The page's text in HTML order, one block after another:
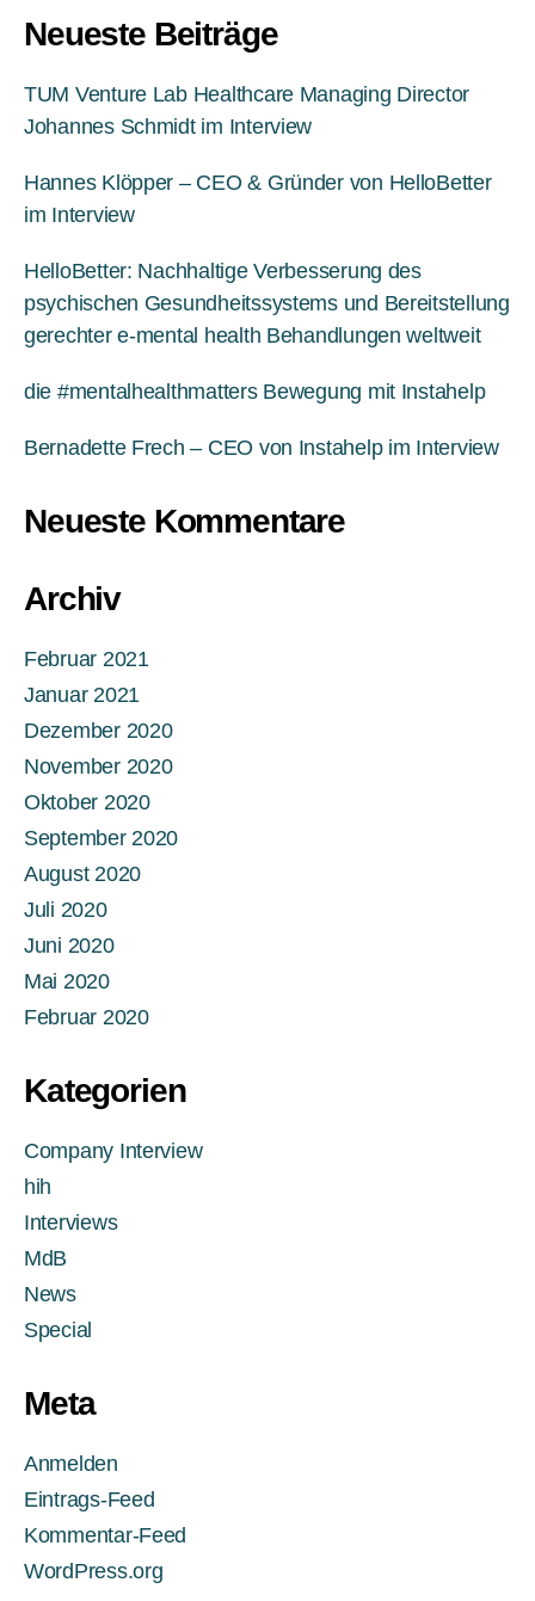
Neueste Beiträge
TUM Venture Lab Healthcare Managing Director
Johannes Schmidt im Interview
Hannes Klöpper – CEO & Gründer von HelloBetter
im Interview
HelloBetter: Nachhaltige Verbesserung des
psychischen Gesundheitssystems und Bereitstellung
gerechter e-mental health Behandlungen weltweit
die #mentalhealthmatters Bewegung mit Instahelp
Bernadette Frech – CEO von Instahelp im Interview
Neueste Kommentare
Archiv
Februar 2021
Januar 2021
Dezember 2020
November 2020
Oktober 2020
September 2020
August 2020
Juli 2020
Juni 2020
Mai 2020
Februar 2020
Kategorien
Company Interview
hih
Interviews
MdB
News
Special
Meta
Anmelden
Eintrags-Feed
Kommentar-Feed
WordPress.org